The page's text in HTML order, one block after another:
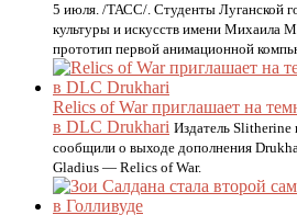
5 июля. /ТАСС/. Студенты Луганской
культуры и искусств имени Михаила
прототип первой анимационной
Relics of War приглашает на
в DLC Drukhari Издатель Slitherine
сообщили о выходе дополнения
Gladius — Relics of War.